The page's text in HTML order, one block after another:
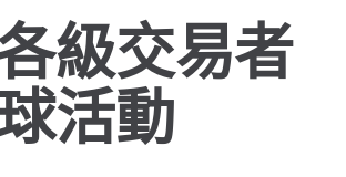
級交易者
活動